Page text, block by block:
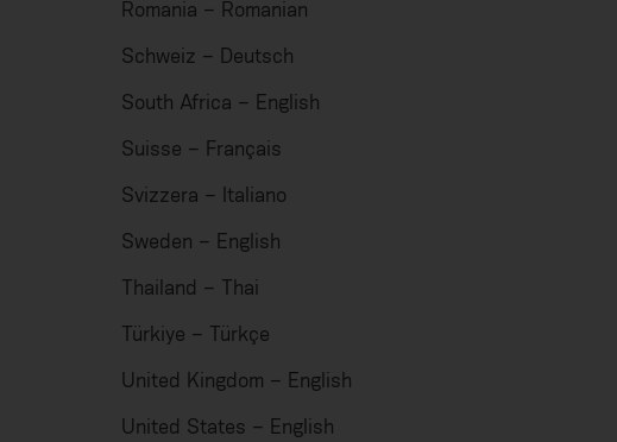
Romania – Romanian
Schweiz – Deutsch
South Africa – English
Suisse – Français
Svizzera – Italiano
Sweden – English
Thailand – Thai
Türkiye – Türkçe
United Kingdom – English
United States – English